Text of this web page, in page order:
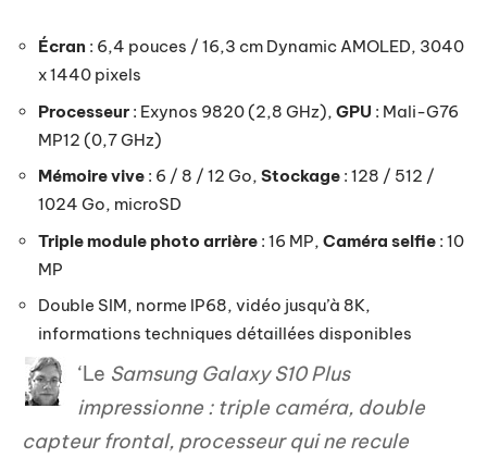
Écran : 6,4 pouces / 16,3 cm Dynamic AMOLED, 3040
x 1440 pixels
Processeur : Exynos 9820 (2,8 GHz), GPU : Mali-G76
MP12 (0,7 GHz)
Mémoire vive : 6 / 8 / 12 Go, Stockage : 128 / 512 /
1024 Go, microSD
Triple module photo arrière : 16 MP, Caméra selfie : 10
MP
Double SIM, norme IP68, vidéo jusqu’à 8K,
informations techniques détaillées disponibles
‘Le Samsung Galaxy S10 Plus
impressionne : triple caméra, double
capteur frontal, processeur qui ne recule